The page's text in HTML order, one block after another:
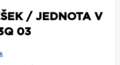
/ JEDNOTA V
03